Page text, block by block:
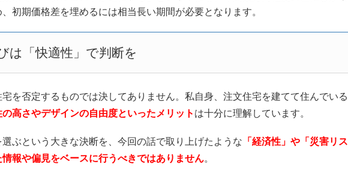
初期価格差を埋めるには相当長い期間が必要となります。
は「快適性」で判断を
を否定するものでは決してありません。私自身、注文住宅を建てて住んでいる
の高さやデザインの自由度といったメリット は十分に理解しています。
ぶという大きな決断を、今回の話で取り上げたような 「経済性」や「災害リス
報や偏見をベースに行うべきではありません。